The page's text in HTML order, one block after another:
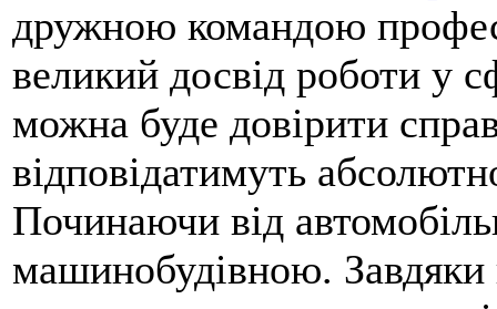
дружною командою
великий досвід роботи у
можна буде довірити
відповідатимуть
Починаючи від
машинобудівною. Завдяки